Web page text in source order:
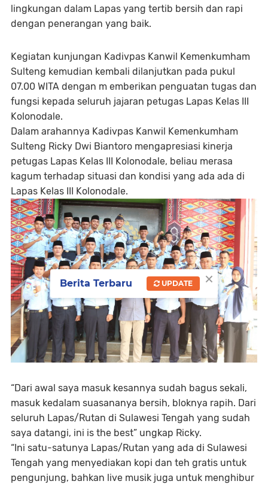
lingkungan dalam Lapas yang tertib bersih dan rapi
dengan penerangan yang baik.
Kegiatan kunjungan Kadivpas Kanwil Kemenkumham
Sulteng kemudian kembali dilanjutkan pada pukul
07.00 WITA dengan m emberikan penguatan tugas dan
fungsi kepada seluruh jajaran petugas Lapas Kelas III
Kolonodale.
Dalam arahannya Kadivpas Kanwil Kemenkumham
Sulteng Ricky Dwi Biantoro mengapresiasi kinerja
petugas Lapas Kelas III Kolonodale, beliau merasa
kagum terhadap situasi dan kondisi yang ada ada di
Lapas Kelas III Kolonodale.
“Dari awal saya masuk kesannya sudah bagus sekali,
masuk kedalam suasananya bersih, bloknya rapih. Dari
seluruh Lapas/Rutan di Sulawesi Tengah yang sudah
saya datangi, ini is the best” ungkap Ricky.
“Ini satu-satunya Lapas/Rutan yang ada di Sulawesi
Tengah yang menyediakan kopi dan teh gratis untuk
pengunjung, bahkan live musik juga untuk menghibur
×
Berita Terbaru UPDATE